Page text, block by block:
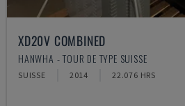
XD20V COMBINED
HANWHA - TOUR DE TYPE SUISSE
SUISSE 2014 22.076 HRS